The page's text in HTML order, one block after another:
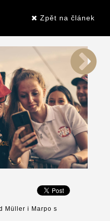
Zpět na článek
Müller i Marpo s